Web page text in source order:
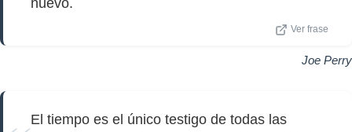
nuevo.
Ver frase
Joe Perry
El tiempo es el único testigo de todas las